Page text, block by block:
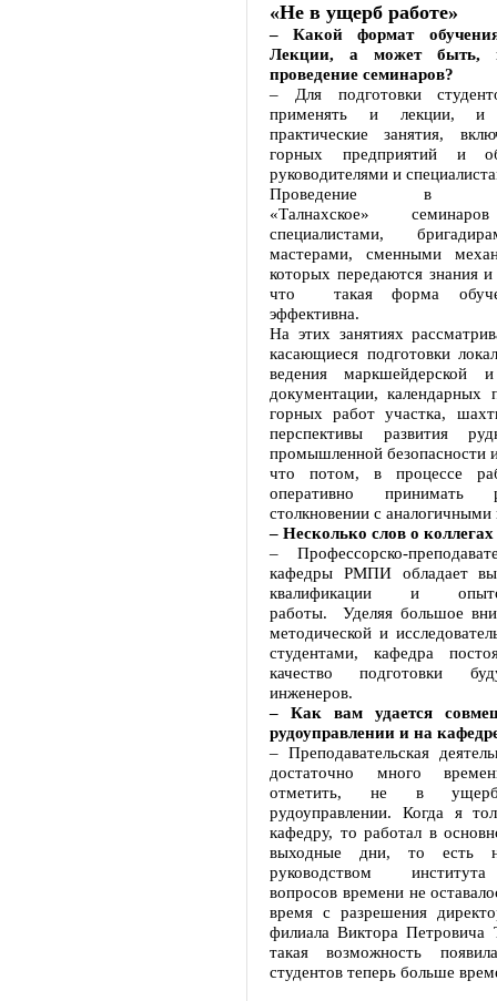
«Не в ущерб работе»
– Какой формат
Лекции, а может быть,
проведение семинаров?
– Для подготовки
применять и лекции,
практические занятия,
горных предприятий и
руководителями и
Проведение в
«Талнахское»
специалистами,
мастерами, сменными
которых передаются знания
что такая форма
эффективна.
На этих занятиях
касающиеся подготовки
ведения маркшейдерской и
документации, календарных
горных работ участка,
перспективы развития
промышленной безопасности
что потом, в процессе
оперативно принимать
столкновении с
– Несколько слов о коллегах
– Профессорско-
кафедры РМПИ обладает
квалификации и
работы. Уделяя большое
методической и
студентами, кафедра
качество подготовки
инженеров.
– Как вам удается
рудоуправлении и на
– Преподавательская
достаточно много
отметить, не в
рудоуправлении. Когда я
кафедру, то работал в
выходные дни, то есть
руководством
вопросов времени не
время с разрешения
филиала Виктора Петровича
такая возможность
студентов теперь больше